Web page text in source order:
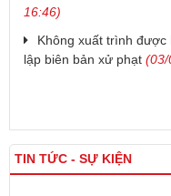
16:46)
Không xuất trình được
lập biên bản xử phạt (03/
TIN TỨC - SỰ KIỆN